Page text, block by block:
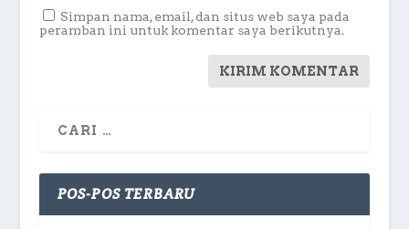
Simpan nama, email, dan situs web saya pada
peramban ini untuk komentar saya berikutnya.
POS-POS TERBARU